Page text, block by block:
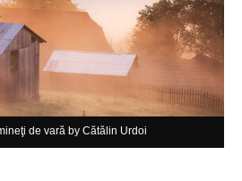
de vară by Cătălin Urdoi